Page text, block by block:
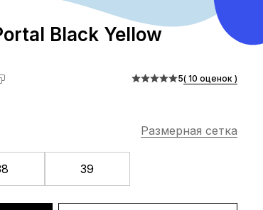
Black Yellow
5( 10 оценок )
Размерная сетка
39